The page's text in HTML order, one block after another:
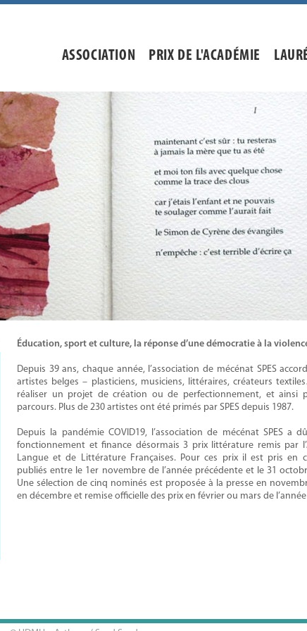
ASSOCIATION PRIX DE L'ACADÉMIE
Éducation, sport et culture, la réponse d’une démocratie à la
Depuis 39 ans, chaque année, l’association de mécénat SPES
artistes belges – plasticiens, musiciens, littéraires, créateurs
réaliser un projet de création ou de perfectionnement, et ainsi
parcours. Plus de 230 artistes ont été primés par SPES depuis 1987.
Depuis la pandémie COVID19, l’association de mécénat SPES a
fonctionnement et finance désormais 3 prix littérature remis par
Langue et de Littérature Françaises. Pour ces prix il est pris en
publiés entre le 1er novembre de l’année précédente et le 31
Une sélection de cinq nominés est proposée à la presse en
en décembre et remise officielle des prix en février ou mars de